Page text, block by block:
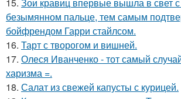
безымянном пальце, тем самым
бойфрендом Гарри стайлсом.
16. Тарт с творогом и вишней.
17. Олеся Иванченко - тот самый
харизма =.
18. Салат из свежей капусты с курицей.